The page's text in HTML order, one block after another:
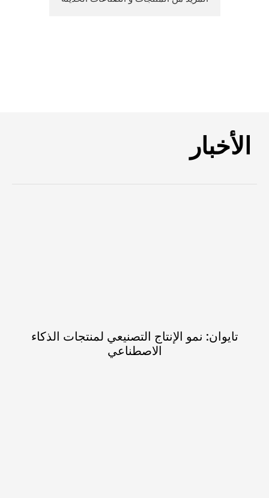
الأخبار
تايوان: نمو الإنتاج التصنيعي لمنتجات الذكاء
الاصطناعي